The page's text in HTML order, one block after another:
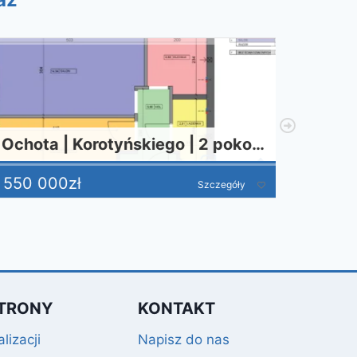
Ochota | Korotyńskiego | 2 pokoje | 36m2 | 550000 | Bezpośrednio
000zł Szczegóły
KONTAKT
Napisz do nas